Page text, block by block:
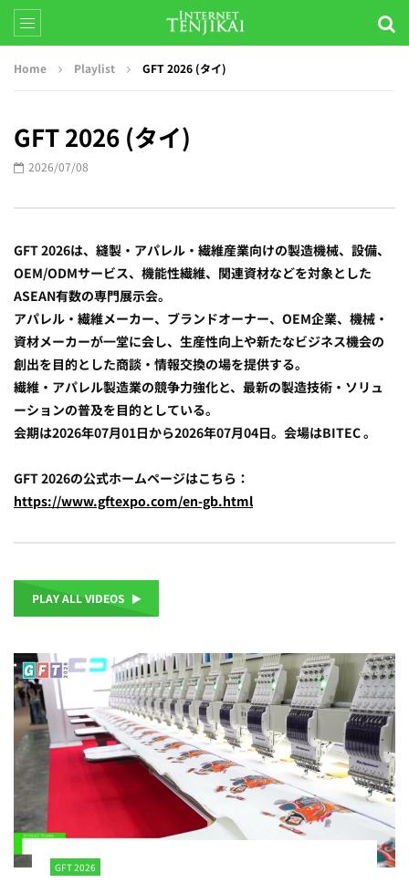
Home Playlist GFT 2026 (タイ)
GFT 2026 (タイ)
2026/07/08
GFT 2026は、縫製・アパレル・繊維産業向けの製造機械、設備、
OEM/ODMサービス、機能性繊維、関連資材などを対象とした
ASEAN有数の専門展示会。
アパレル・繊維メーカー、ブランドオーナー、OEM企業、機械・
資材メーカーが一堂に会し、生産性向上や新たなビジネス機会の
創出を目的とした商談・情報交換の場を提供する。
繊維・アパレル製造業の競争力強化と、最新の製造技術・ソリュ
ーションの普及を目的としている。
会期は2026年07月01日から2026年07月04日。会場はBITEC 。
GFT 2026の公式ホームページはこちら：
https://www.gftexpo.com/en-gb.html
PLAY ALL VIDEOS
GFT 2026